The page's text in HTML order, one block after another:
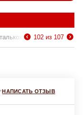
102 из 107
НАПИСАТЬ ОТЗЫВ